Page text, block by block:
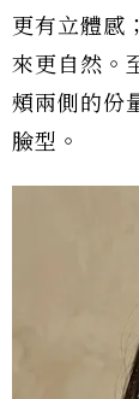
更有立體感
來更自然。
頰兩側的份
臉型。